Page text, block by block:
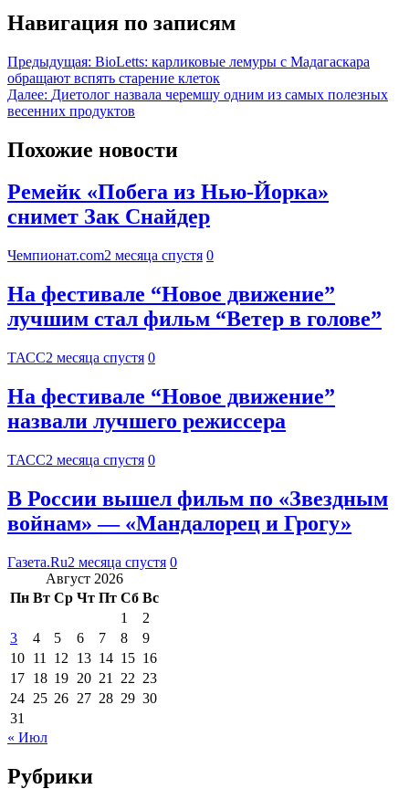
Навигация по записям
Предыдущая: BioLetts: карликовые лемуры с Мадагаскара
обращают вспять старение клеток
Далее: Диетолог назвала черемшу одним из самых полезных
весенних продуктов
Похожие новости
Ремейк «Побега из Нью-Йорка»
снимет Зак Снайдер
Чемпионат.com2 месяца спустя 0
На фестивале “Новое движение”
лучшим стал фильм “Ветер в голове”
ТАСС2 месяца спустя 0
На фестивале “Новое движение”
назвали лучшего режиссера
ТАСС2 месяца спустя 0
В России вышел фильм по «Звездным
войнам» — «Мандалорец и Грогу»
Газета.Ru2 месяца спустя 0
Август 2026
Пн Вт Ср Чт Пт Сб Вс
1
2
3
4 5 6 7 8
9
10 11 12 13 14 15 16
17 18 19 20 21 22 23
24 25 26 27 28 29 30
31
« Июл
Рубрики